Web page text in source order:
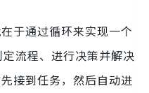
于通过循环来实现一个
流程、进行决策并解决
接到任务，然后自动进